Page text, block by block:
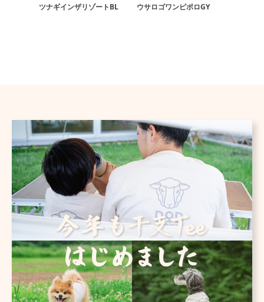
ツナギインザリゾートBL ウサロゴワンピポロGY